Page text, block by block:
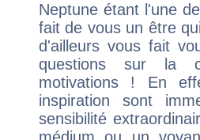
Neptune étant l'une
fait de vous un être
d'ailleurs vous fait
questions sur la
motivations ! En
inspiration sont
sensibilité